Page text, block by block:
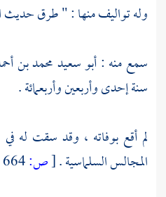
وله تواليف منها : " طرق حديث
سمع منه :أبو سعيد محمد بن
سنة إحدى وأربعين وأربعمائة .
لم أقع بوفاته ، وقد سقت له
المجالس السلماسية .[ص: